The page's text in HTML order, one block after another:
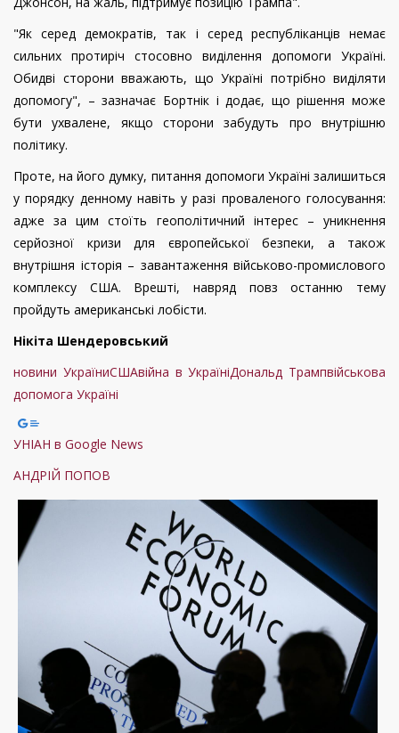
"Як серед демократів, так і серед республіканців немає
сильних протиріч стосовно виділення допомоги Україні.
Обидві сторони вважають, що Україні потрібно виділяти
допомогу", – зазначає Бортнік і додає, що рішення може
бути ухвалене, якщо сторони забудуть про внутрішню
політику.
Проте, на його думку, питання допомоги Україні залишиться
у порядку денному навіть у разі проваленого голосування:
адже за цим стоїть геополітичний інтерес – уникнення
серйозної кризи для європейської безпеки, а також
внутрішня історія – завантаження військово-промислового
комплексу США. Врешті, навряд повз останню тему
пройдуть американські лобісти.
Нікіта Шендеровський
новини УкраїниСШАвійна в УкраїніДональд Трампвійськова
допомога Україні
УНІАН в Google News
АНДРІЙ ПОПОВ